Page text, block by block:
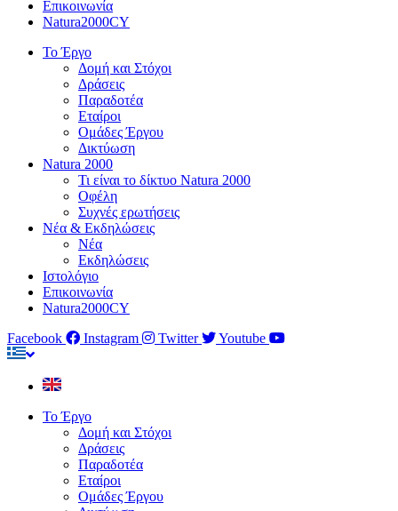
Επικοινωνία
Natura2000CY
Το Έργο
Δομή και Στόχοι
Δράσεις
Παραδοτέα
Εταίροι
Ομάδες Έργου
Δικτύωση
Natura 2000
Τι είναι το δίκτυο Natura 2000
Οφέλη
Συχνές ερωτήσεις
Νέα & Εκδηλώσεις
Νέα
Εκδηλώσεις
Ιστολόγιο
Επικοινωνία
Natura2000CY
Facebook
Instagram Twitter Youtube
Το Έργο
Δομή και Στόχοι
Δράσεις
Παραδοτέα
Εταίροι
Ομάδες Έργου